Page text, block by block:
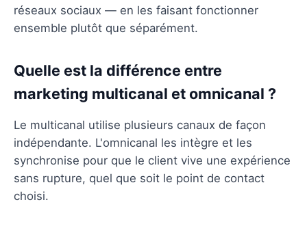
réseaux sociaux — en les faisant fonctionner
ensemble plutôt que séparément.
Quelle est la différence entre
marketing multicanal et omnicanal ?
Le multicanal utilise plusieurs canaux de façon
indépendante. L'omnicanal les intègre et les
synchronise pour que le client vive une expérience
sans rupture, quel que soit le point de contact
choisi.